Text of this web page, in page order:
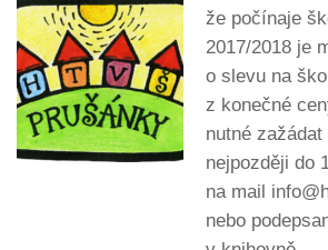
že počínaje
2017/2018 je
o slevu na
z konečné
nutné
nejpozději do
na mail
nebo